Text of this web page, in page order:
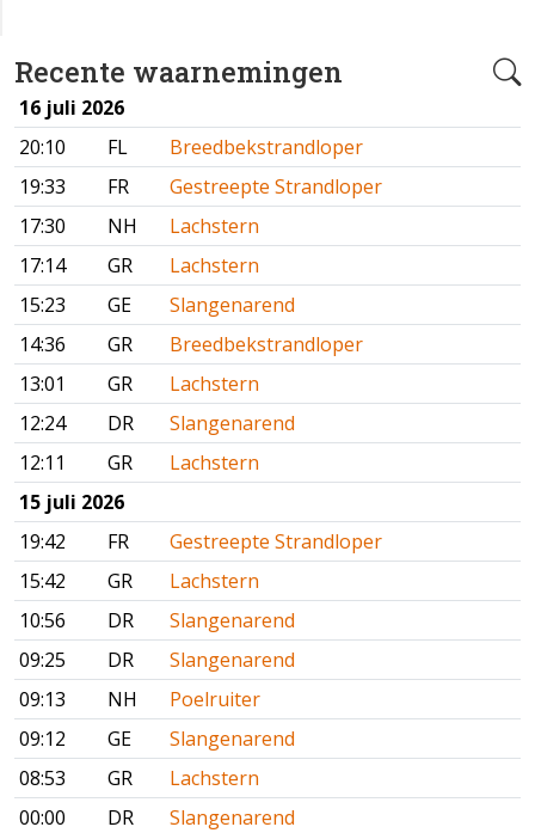
Recente waarnemingen
16 juli 2026
20:10
FL
Breedbekstrandloper
19:33
FR
Gestreepte Strandloper
17:30
NH
Lachstern
17:14
GR
Lachstern
15:23
GE
Slangenarend
14:36
GR
Breedbekstrandloper
13:01
GR
Lachstern
12:24
DR
Slangenarend
12:11
GR
Lachstern
15 juli 2026
19:42
FR
Gestreepte Strandloper
15:42
GR
Lachstern
10:56
DR
Slangenarend
09:25
DR
Slangenarend
09:13
NH
Poelruiter
09:12
GE
Slangenarend
08:53
GR
Lachstern
00:00
DR
Slangenarend